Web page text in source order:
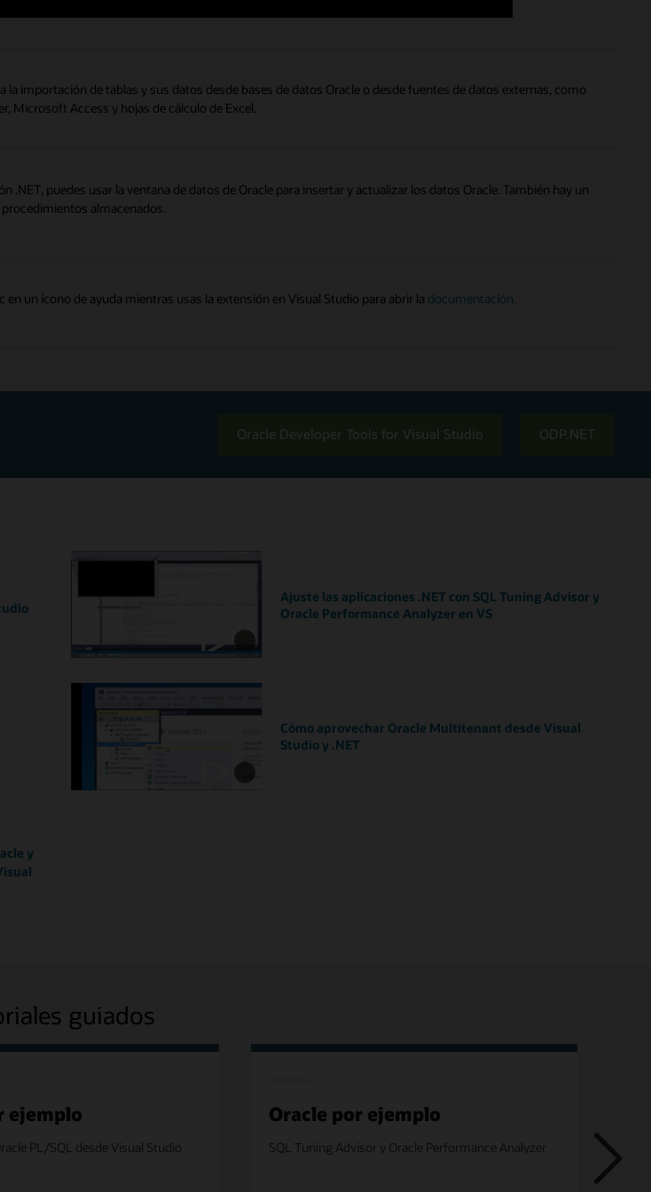
la importación de tablas y sus datos desde bases de datos Oracle o desde fuentes de datos externas, como
Microsoft Access y hojas de cálculo de Excel.
.NET, puedes usar la ventana de datos de Oracle para insertar y actualizar los datos Oracle. También hay un
almacenados.
en un ícono de ayuda mientras usas la extensión en Visual Studio para abrir la documentación.
Oracle Developer Tools for Visual Studio ODP.NET
y
Ajuste las aplicaciones .NET con SQL Tuning Advisor y
Oracle Performance Analyzer en VS
Cómo aprovechar Oracle Multitenant desde Visual
Studio y .NET
guiados
ejemplo
PL/SQL desde Visual Studio
Oracle por ejemplo
SQL Tuning Advisor y Oracle Performance Analyzer